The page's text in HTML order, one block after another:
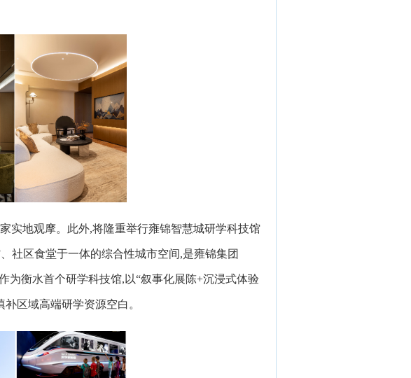
地观摩。此外,将隆重举行雍锦智慧城研学科技馆
社区食堂于一体的综合性城市空间,是雍锦集团
为衡水首个研学科技馆,以“叙事化展陈+沉浸式体验
区域高端研学资源空白。